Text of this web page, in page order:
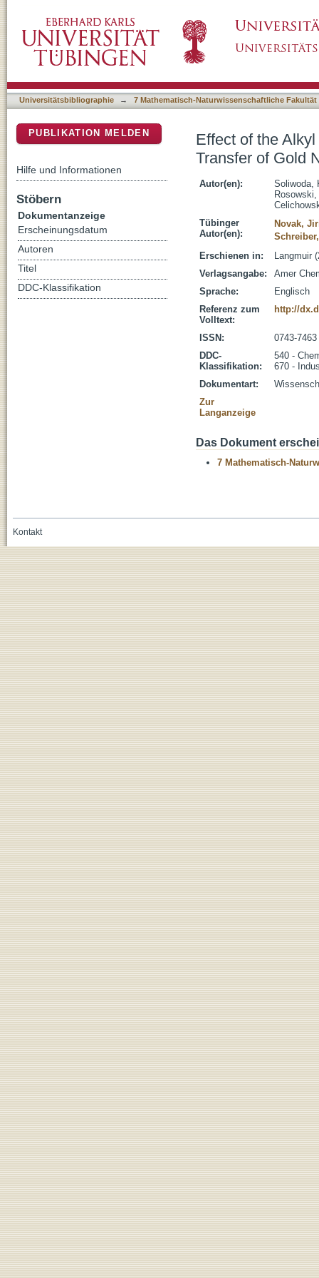
from Water to Toluene
Universitätsbibliographie → 7 Mathematisch-Naturwissenschaftliche Fakultät
Effect of the
Transfer of Gold
Autor(en):
Soliwoda,
Tübinger
Autor(en):
Novak,
Erschienen in:
Langmuir
Verlagsangabe:
Amer
Sprache:
Englisch
Referenz zum
Volltext:
http://
ISSN:
0743-7463
DDC-
Klassifikation:
540 -
670 -
Dokumentart:
Zur
Langanzeige
Das Dokument
7 Mathematisch-
PUBLIKATION MELDEN
Hilfe und Informationen
Stöbern
Dokumentanzeige
Erscheinungsdatum
Autoren
Titel
DDC-Klassifikation
Kontakt